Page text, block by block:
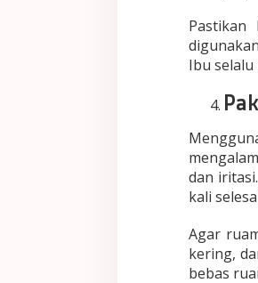
Ibu
dan
kali
Agar
kering,
bebas